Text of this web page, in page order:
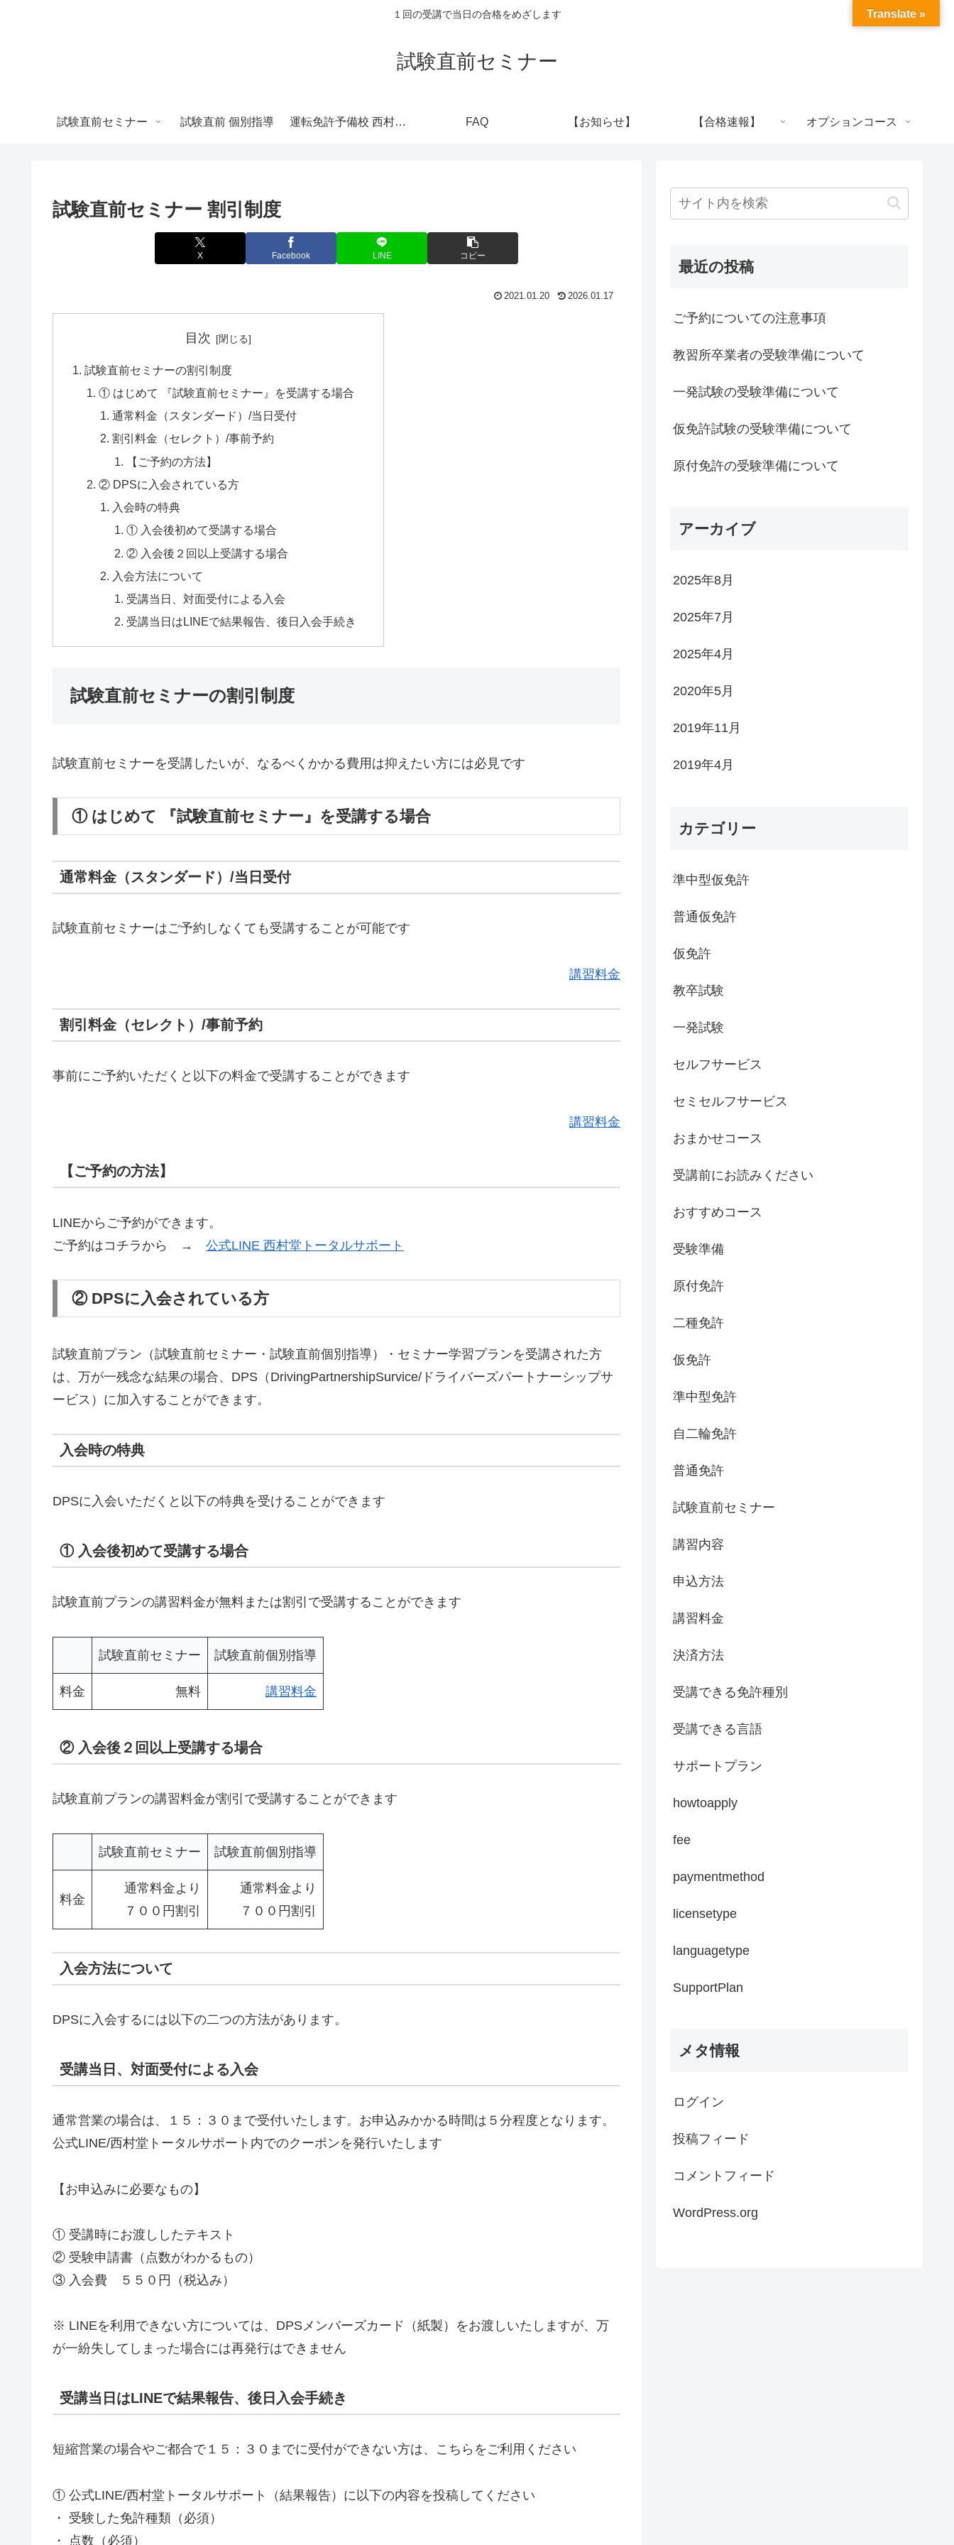
１回の受講で当日の合格をめざします
試験直前セミナー
試験直前セミナー 試験直前 個別指導 運転免許予備校 西村堂公式 FAQ 【お知らせ】 【合格速報】 オプションコース
試験直前セミナー 割引制度
X Facebook LINE コピー
2021.01.20 2026.01.17
目次
試験直前セミナーの割引制度
① はじめて 『試験直前セミナー』を受講する場合
通常料金（スタンダード）/当日受付
割引料金（セレクト）/事前予約
【ご予約の方法】
② DPSに入会されている方
入会時の特典
① 入会後初めて受講する場合
② 入会後２回以上受講する場合
入会方法について
受講当日、対面受付による入会
受講当日はLINEで結果報告、後日入会手続き
試験直前セミナーの割引制度
試験直前セミナーを受講したいが、なるべくかかる費用は抑えたい方には必見です
① はじめて 『試験直前セミナー』を受講する場合
通常料金（スタンダード）/当日受付
試験直前セミナーはご予約しなくても受講することが可能です
講習料金
割引料金（セレクト）/事前予約
事前にご予約いただくと以下の料金で受講することができます
講習料金
【ご予約の方法】
LINEからご予約ができます。
ご予約はコチラから → 公式LINE 西村堂トータルサポート
② DPSに入会されている方
試験直前プラン（試験直前セミナー・試験直前個別指導）・セミナー学習プランを受講された方
は、万が一残念な結果の場合、DPS（DrivingPartnershipSurvice/ドライバーズパートナーシップサ
ービス）に加入することができます。
入会時の特典
DPSに入会いただくと以下の特典を受けることができます
① 入会後初めて受講する場合
試験直前プランの講習料金が無料または割引で受講することができます
試験直前セミナー 試験直前個別指導
料金 無料 講習料金
② 入会後２回以上受講する場合
試験直前プランの講習料金が割引で受講することができます
試験直前セミナー 試験直前個別指導
料金
通常料金より
７００円割引
通常料金より
７００円割引
入会方法について
DPSに入会するには以下の二つの方法があります。
受講当日、対面受付による入会
通常営業の場合は、１５：３０まで受付いたします。お申込みかかる時間は５分程度となります。
公式LINE/西村堂トータルサポート内でのクーポンを発行いたします
【お申込みに必要なもの】
① 受講時にお渡ししたテキスト
② 受験申請書（点数がわかるもの）
③ 入会費 ５５０円（税込み）
※ LINEを利用できない方については、DPSメンバーズカード（紙製）をお渡しいたしますが、万
が一紛失してしまった場合には再発行はできません
受講当日はLINEで結果報告、後日入会手続き
短縮営業の場合やご都合で１５：３０までに受付ができない方は、こちらをご利用ください
① 公式LINE/西村堂トータルサポート（結果報告）に以下の内容を投稿してください
・ 受験した免許種類（必須）
・ 点数（必須）
最近の投稿
ご予約についての注意事項
教習所卒業者の受験準備について
一発試験の受験準備について
仮免許試験の受験準備について
原付免許の受験準備について
アーカイブ
2025年8月
2025年7月
2025年4月
2020年5月
2019年11月
2019年4月
カテゴリー
準中型仮免許
普通仮免許
仮免許
教卒試験
一発試験
セルフサービス
セミセルフサービス
おまかせコース
受講前にお読みください
おすすめコース
受験準備
原付免許
二種免許
仮免許
準中型免許
自二輪免許
普通免許
試験直前セミナー
講習内容
申込方法
講習料金
決済方法
受講できる免許種別
受講できる言語
サポートプラン
howtoapply
fee
paymentmethod
licensetype
languagetype
SupportPlan
メタ情報
ログイン
投稿フィード
コメントフィード
WordPress.org
Translate »